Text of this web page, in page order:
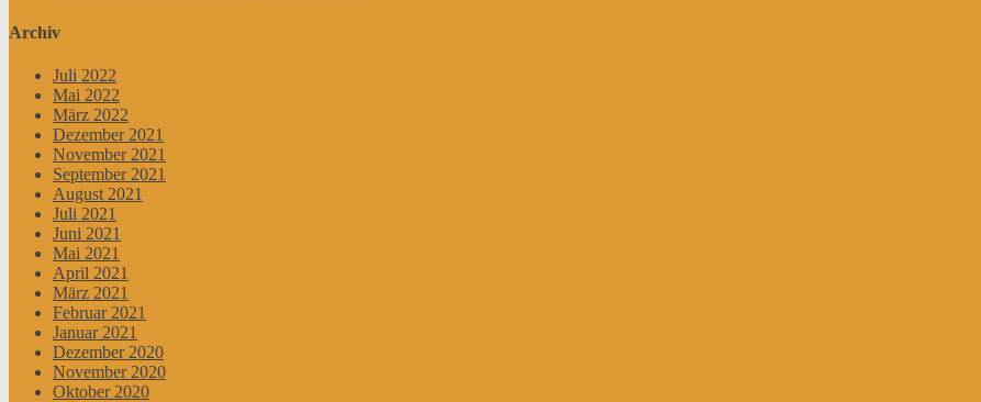
Archiv
Juli 2022
Mai 2022
März 2022
Dezember 2021
November 2021
September 2021
August 2021
Juli 2021
Juni 2021
Mai 2021
April 2021
März 2021
Februar 2021
Januar 2021
Dezember 2020
November 2020
Oktober 2020